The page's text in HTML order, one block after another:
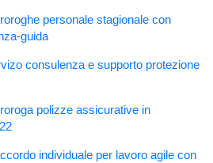
personale stagionale con
guida
consulenza e supporto protezione
polizze assicurative in
individuale per lavoro agile con